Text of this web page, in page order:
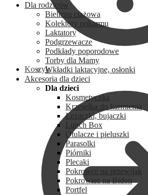
Koszyk
Dla rodziców
Bielizna ciążowa
Kolektory pokarmu
Laktatory
Podgrzewacze
Podkłady poporodowe
Torby dla Mamy
Wkładki laktacyjne, osłonki
Akcesoria dla dzieci
Dla dzieci
Kosmetyczka
Krzesełka do karmienia
Leżaczki, bujaczki
Lunch Box
Otulacze i pieluszki
Parasolki
Piórniki
Plecaki
Pokrowce na przewijak
Pokrowiec na Bidon
Portfel